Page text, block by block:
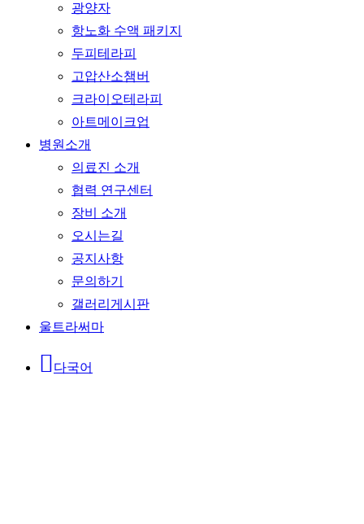
광양자
항노화 수액 패키지
두피테라피
고압산소챔버
크라이오테라피
아트메이크업
병원소개
의료진 소개
협력 연구센터
장비 소개
오시는길
공지사항
문의하기
갤러리게시판
울트라써마
다국어